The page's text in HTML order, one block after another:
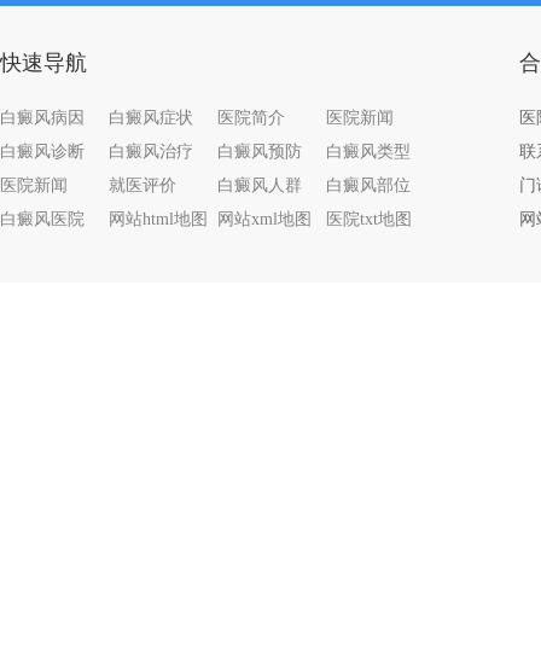
快速导航
白癜风病因 白癜风症状 医院简介
医院新闻
白癜风诊断
白癜风治疗 白癜风预防
白癜风类型
医院新闻
就医评价 白癜风人群
白癜风部位
白癜风医院
网站html地图 网站xml地图 医院txt地图
联
门